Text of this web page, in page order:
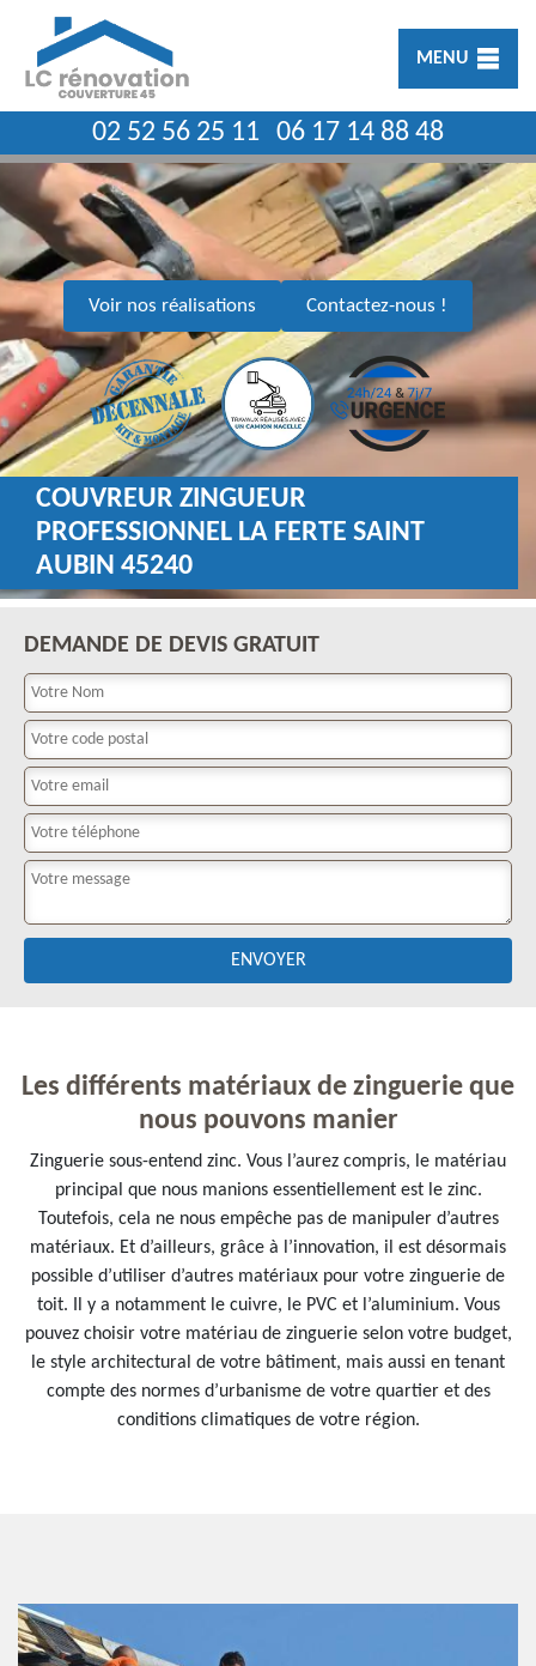
MENU
02 52 56 25 11 06 17 14 88 48
Voir nos réalisations Contactez-nous !
COUVREUR ZINGUEUR
PROFESSIONNEL LA FERTE SAINT
AUBIN 45240
DEMANDE DE DEVIS GRATUIT
Les différents matériaux de zinguerie que
nous pouvons manier
Zinguerie sous-entend zinc. Vous l’aurez compris, le matériau
principal que nous manions essentiellement est le zinc.
Toutefois, cela ne nous empêche pas de manipuler d’autres
matériaux. Et d’ailleurs, grâce à l’innovation, il est désormais
possible d’utiliser d’autres matériaux pour votre zinguerie de
toit. Il y a notamment le cuivre, le PVC et l’aluminium. Vous
pouvez choisir votre matériau de zinguerie selon votre budget,
le style architectural de votre bâtiment, mais aussi en tenant
compte des normes d’urbanisme de votre quartier et des
conditions climatiques de votre région.